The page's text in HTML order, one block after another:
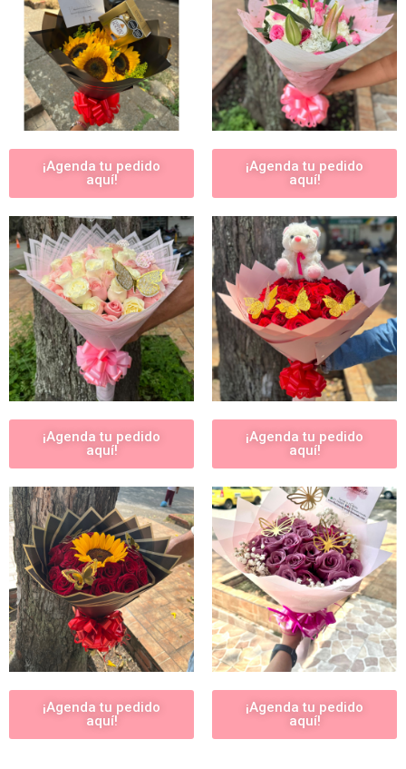
¡Agenda tu pedido
aquí!
¡Agenda tu pedido
aquí!
¡Agenda tu pedido
aquí!
¡Agenda tu pedido
aquí!
¡Agenda tu pedido
aquí!
¡Agenda tu pedido
aquí!